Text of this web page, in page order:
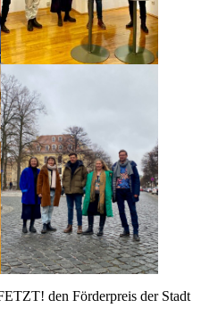
den Förderpreis der Stadt